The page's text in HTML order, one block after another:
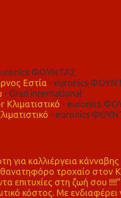
ΦΟΥΝΤΑΣ
Εστία - euronics
- Grad international
- euronics
- euronics
καλλιέργεια κάνναβης
τροχαίο στον
επιτυχίες στη ζωή σου !!!!"
κόστος. Με ενδιαφέρει